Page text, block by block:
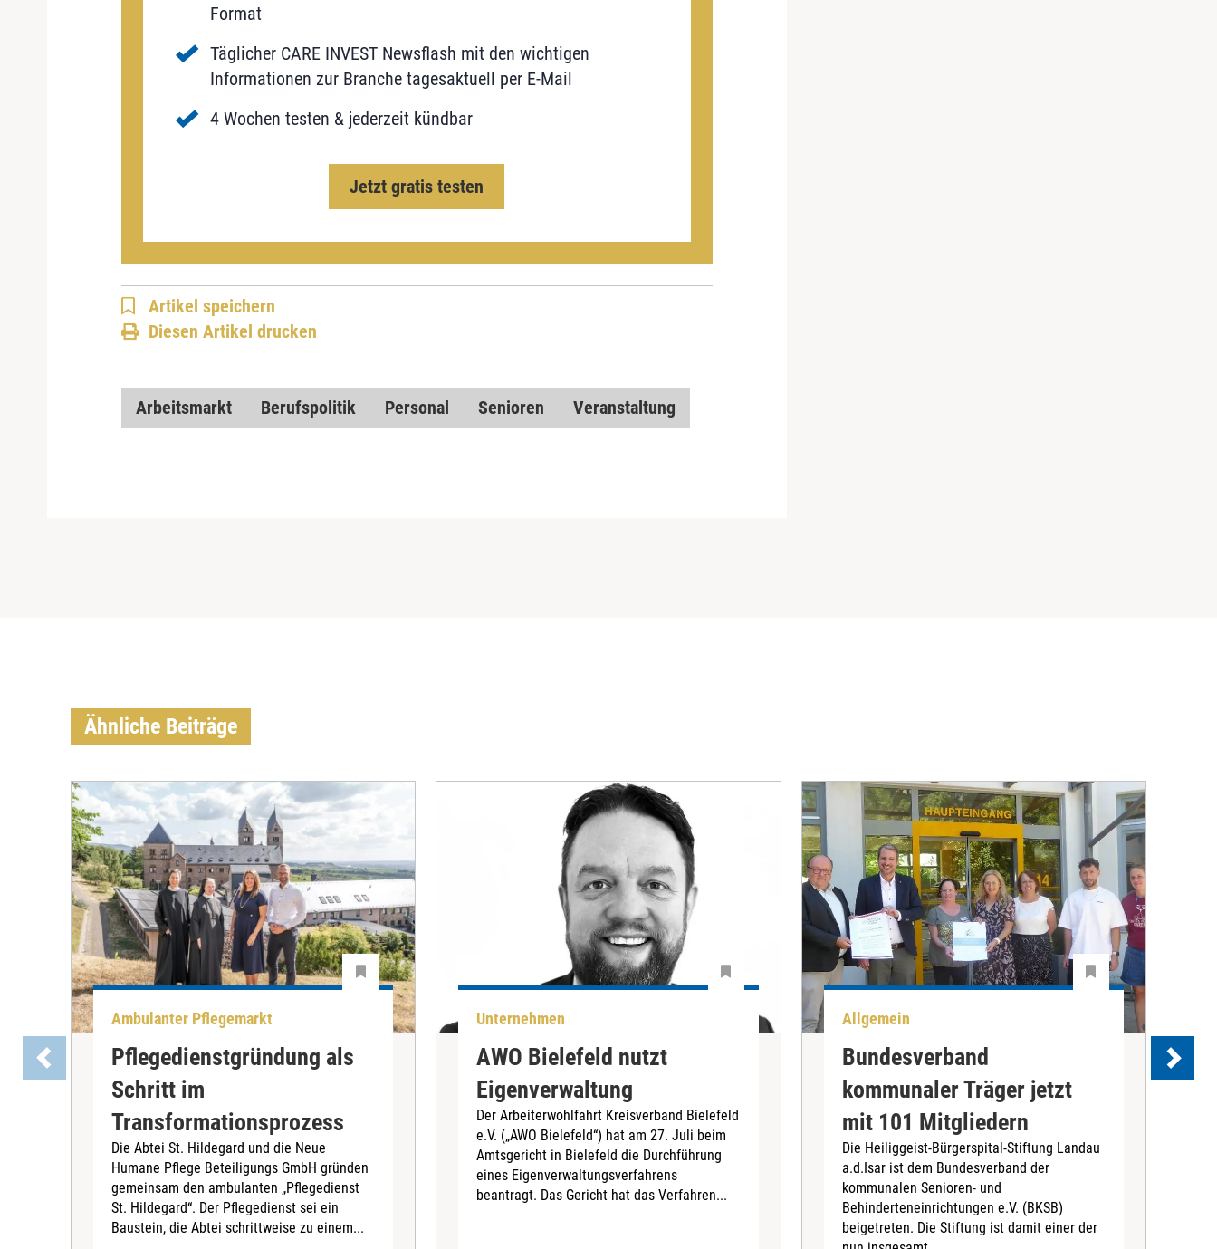
Format
Täglicher CARE INVEST Newsflash mit den wichtigen
Informationen zur Branche tagesaktuell per E-Mail
4 Wochen testen & jederzeit kündbar
Jetzt gratis testen
Artikel speichern
Diesen Artikel drucken
Arbeitsmarkt Berufspolitik Personal Senioren Veranstaltung
Ähnliche Beiträge
Ambulanter Pflegemarkt
Pflegedienstgründung als
Schritt im
Transformationsprozess
Die Abtei St. Hildegard und die Neue
Humane Pflege Beteiligungs GmbH gründen
gemeinsam den ambulanten „Pflegedienst
St. Hildegard“. Der Pflegedienst sei ein
Baustein, die Abtei schrittweise zu einem...
Unternehmen
AWO Bielefeld nutzt
Eigenverwaltung
Der Arbeiterwohlfahrt Kreisverband Bielefeld
e.V. („AWO Bielefeld“) hat am 27. Juli beim
Amtsgericht in Bielefeld die Durchführung
eines Eigenverwaltungsverfahrens
beantragt. Das Gericht hat das Verfahren...
Allgemein
Bundesverband
kommunaler Träger jetzt
mit 101 Mitgliedern
Die Heiliggeist-Bürgerspital-Stiftung Landau
a.d.Isar ist dem Bundesverband der
kommunalen Senioren- und
Behinderteneinrichtungen e.V. (BKSB)
beigetreten. Die Stiftung ist damit einer der